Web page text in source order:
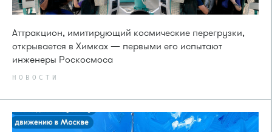
Аттракцион, имитирующий космические перегрузки,
открывается в Химках — первыми его испытают
инженеры Роскосмоса
НОВОСТИ